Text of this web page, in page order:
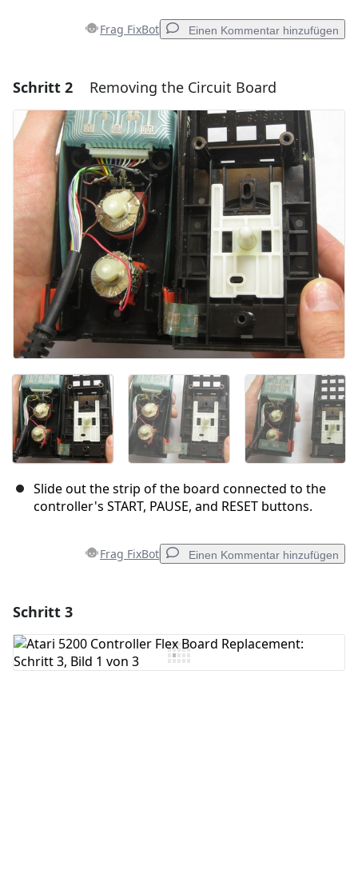
Frag FixBot Einen Kommentar hinzufügen
Einen Kommentar hinzufügen
Kommentar hinzufügen
Kommentieren
Schritt 2 Removing the Circuit Board
Slide out the strip of the board connected to the
controller's START, PAUSE, and RESET buttons.
Frag FixBot Einen Kommentar hinzufügen
Kommentar hinzufügen
Schritt 3